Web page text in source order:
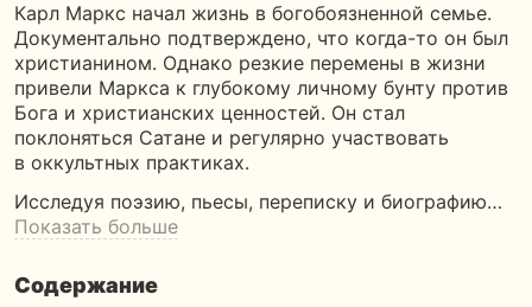
Карл Маркс начал жизнь в богобоязненной семье.
Документально подтверждено, что когда-то он был
христианином. Однако резкие перемены в жизни
привели Маркса к глубокому личному бунту против
Бога и христианских ценностей. Он стал
поклоняться Сатане и регулярно участвовать
в оккультных практиках.
Исследуя поэзию, пьесы, переписку и биографию…
Показать больше
Содержание